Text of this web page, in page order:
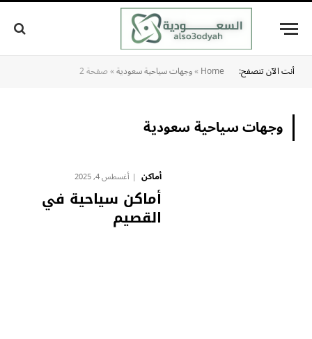
أنت الآن تتصفح: Home
»وجهات سياحية سعودية»صفحة 2
وجهات سياحية سعودية
أماكن أغسطس 4, 2025
أماكن سياحية في
القصيم